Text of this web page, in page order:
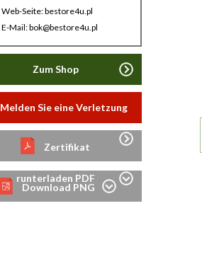
Web-Seite: bestore4u.pl
E-Mail: bok@bestore4u.pl
Zum Shop
Melden Sie eine Verletzung
Zertifikat
runterladen PDF
Download PNG